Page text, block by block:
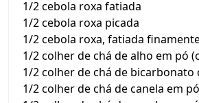
1/2 cebola roxa fatiada
1/2 cebola roxa picada
1/2 cebola roxa, fatiada
1/2 colher de chá de alho em pó
1/2 colher de chá de bicarbonato
1/2 colher de chá de canela em pó